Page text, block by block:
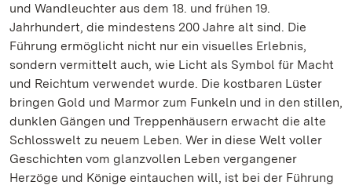
und Wandleuchter aus dem 18. und frühen 19.
Jahrhundert, die mindestens 200 Jahre alt sind. Die
Führung ermöglicht nicht nur ein visuelles Erlebnis,
sondern vermittelt auch, wie Licht als Symbol für Macht
und Reichtum verwendet wurde. Die kostbaren Lüster
bringen Gold und Marmor zum Funkeln und in den stillen,
dunklen Gängen und Treppenhäusern erwacht die alte
Schlosswelt zu neuem Leben. Wer in diese Welt voller
Geschichten vom glanzvollen Leben vergangener
Herzöge und Könige eintauchen will, ist bei der Führung